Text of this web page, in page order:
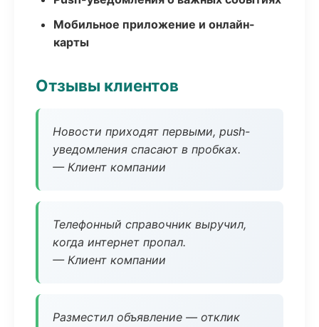
Мобильное приложение и онлайн-
карты
Отзывы клиентов
Новости приходят первыми, push-
уведомления спасают в пробках.
— Клиент компании
Телефонный справочник выручил,
когда интернет пропал.
— Клиент компании
Разместил объявление — отклик